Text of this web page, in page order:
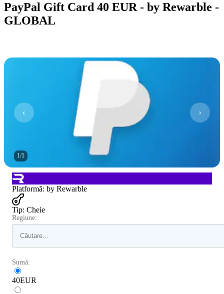
PayPal Gift Card 40 EUR - by Rewarble -
GLOBAL
1/1
Platformă: by Rewarble
Tip: Cheie
Regiune:
Sumă:
40EUR